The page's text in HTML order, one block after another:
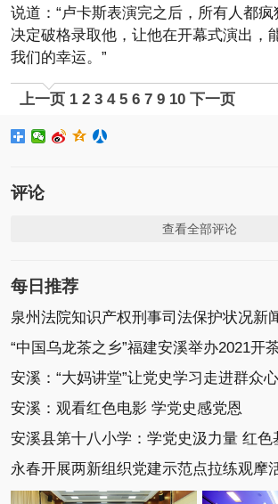
说道：“卢卡斯表演完之后，所有人都疯
决定破格录取他，让他在开幕式演出，
我们的幸运。”
上一页 1 2 3 4 5 6 7 9 10 下一页
评论
查看全部评论
每日推荐
“中国乌龙茶之乡”福建安溪举办2021开
安溪：“大妈讲堂”让党史学习走进群众
安溪：观看红色电影 学党史感党恩
永春开展两新组织党建示范点拉练观摩